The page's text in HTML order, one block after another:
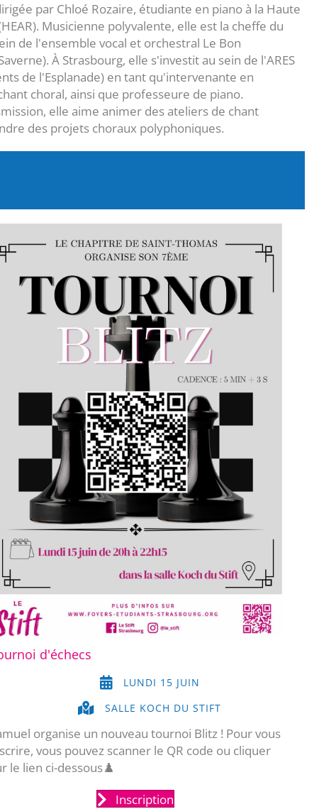
par Chloé Rozaire, étudiante en piano à la Haute
Musicienne polyvalente, elle est la cheffe du
de l'ensemble vocal et orchestral Le Bon
À Strasbourg, elle s'investit au sein de l'ARES
de l'Esplanade) en tant qu'intervenante en
choral, ainsi que professeure de piano.
elle aime animer des ateliers de chant
des projets choraux polyphoniques.
d'échecs
LUNDI 15 JUIN
SALLE KOCH DU STIFT
organise un nouveau tournoi Blitz ! Pour vous
vous pouvez scanner le QR code ou cliquer
le lien ci-dessous♟️
Inscription